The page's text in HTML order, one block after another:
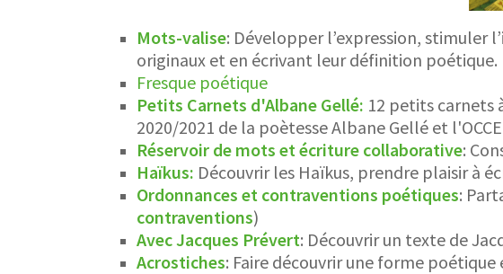
Mots-valise: Développer l’expression, stimuler
originaux et en écrivant leur définition poétique.
Fresque poétique
Petits Carnets d'Albane Gellé: 12 petits carnets
2020/2021 de la poètesse Albane Gellé et
Réservoir de mots et écriture collaborative:
Haïkus: Découvrir les Haïkus, prendre plaisir à
Ordonnances et contraventions poétiques:
contraventions)
Avec Jacques Prévert: Découvrir un texte de
Acrostiches: Faire découvrir une forme